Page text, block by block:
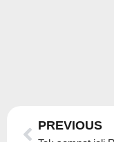
Prev
PREVIOUS